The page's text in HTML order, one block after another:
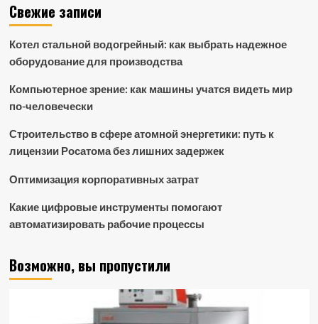
Свежие записи
Котел стальной водогрейный: как выбрать надежное
оборудование для производства
Компьютерное зрение: как машины учатся видеть мир
по-человечески
Строительство в сфере атомной энергетики: путь к
лицензии Росатома без лишних задержек
Оптимизация корпоративных затрат
Какие цифровые инструменты помогают
автоматизировать рабочие процессы
Возможно, вы пропустили